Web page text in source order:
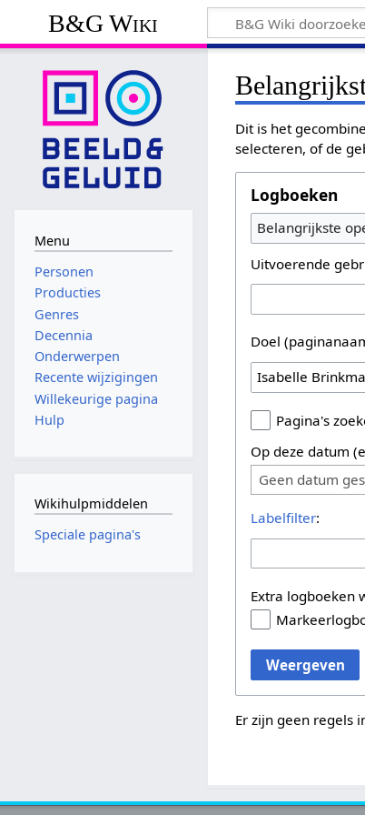
B&G Wiki
Dit is het
selecteren, of de
Logboeken
Belangrijkste
Uitvoerende
Doel
Pagina's
Op deze datum
Geen datum
Labelfilter:
Extra logboeken
Weergeven
Er zijn geen regels
Menu
Personen
Producties
Genres
Decennia
Onderwerpen
Recente wijzigingen
Willekeurige pagina
Hulp
Wikihulpmiddelen
Speciale pagina's